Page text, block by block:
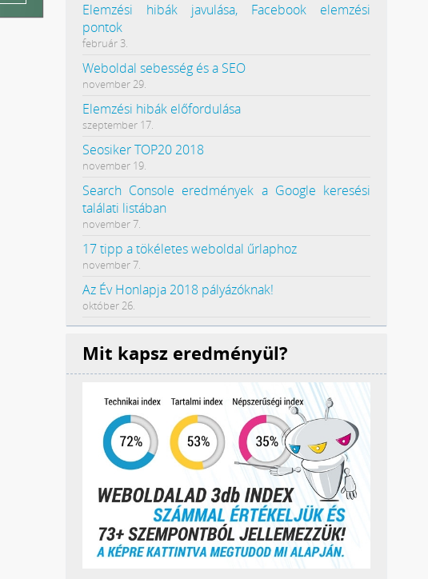
Elemzési hibák javulása, Facebook elemzési
pontok
február 3.
Weboldal sebesség és a SEO
november 29.
Elemzési hibák előfordulása
szeptember 17.
Seosiker TOP20 2018
november 19.
Search Console eredmények a Google keresési
találati listában
november 7.
17 tipp a tökéletes weboldal űrlaphoz
november 7.
Az Év Honlapja 2018 pályázóknak!
október 26.
Mit kapsz eredményül?